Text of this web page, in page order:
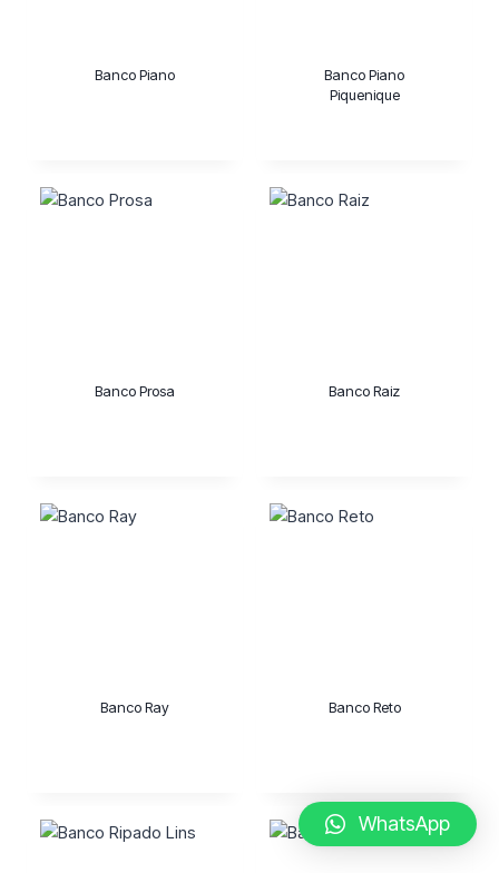
Banco Piano
Banco Piano
Piquenique
Banco Prosa Banco Raiz
Banco Ray Banco Reto
WhatsApp